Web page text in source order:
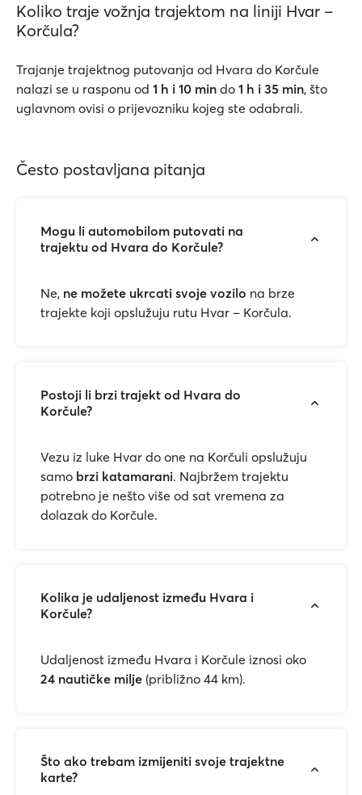
Koliko traje vožnja trajektom na liniji Hvar –
Korčula?
Trajanje trajektnog putovanja od Hvara do Korčule
nalazi se u rasponu od 1 h i 10 min do 1 h i 35 min, što
uglavnom ovisi o prijevozniku kojeg ste odabrali.
Često postavljana pitanja
Mogu li automobilom putovati na
trajektu od Hvara do Korčule?
Ne, ne možete ukrcati svoje vozilo na brze
trajekte koji opslužuju rutu Hvar – Korčula.
Postoji li brzi trajekt od Hvara do
Korčule?
Vezu iz luke Hvar do one na Korčuli opslužuju
samo brzi katamarani. Najbržem trajektu
potrebno je nešto više od sat vremena za
dolazak do Korčule.
Kolika je udaljenost između Hvara i
Korčule?
Udaljenost između Hvara i Korčule iznosi oko
24 nautičke milje (približno 44 km).
Što ako trebam izmijeniti svoje trajektne
karte?